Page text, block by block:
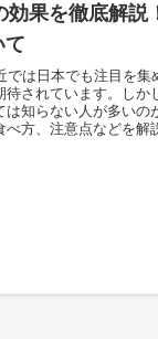
効果を徹底解説
て
では日本でも注目を集
待されています。しか
は知らない人が多いの
べ方、注意点などを解